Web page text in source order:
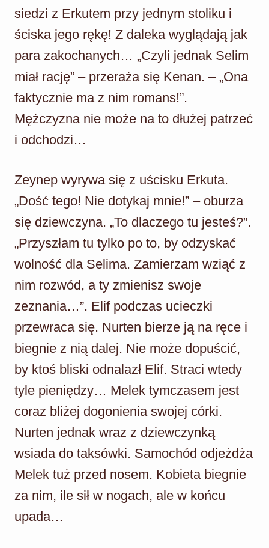
siedzi z Erkutem przy jednym stoliku i
ściska jego rękę! Z daleka wyglądają jak
para zakochanych… „Czyli jednak Selim
miał rację” – przeraża się Kenan. – „Ona
faktycznie ma z nim romans!”.
Mężczyzna nie może na to dłużej patrzeć
i odchodzi…
Zeynep wyrywa się z uścisku Erkuta.
„Dość tego! Nie dotykaj mnie!” – oburza
się dziewczyna. „To dlaczego tu jesteś?”.
„Przyszłam tu tylko po to, by odzyskać
wolność dla Selima. Zamierzam wziąć z
nim rozwód, a ty zmienisz swoje
zeznania…”. Elif podczas ucieczki
przewraca się. Nurten bierze ją na ręce i
biegnie z nią dalej. Nie może dopuścić,
by ktoś bliski odnalazł Elif. Straci wtedy
tyle pieniędzy… Melek tymczasem jest
coraz bliżej dogonienia swojej córki.
Nurten jednak wraz z dziewczynką
wsiada do taksówki. Samochód odjeżdża
Melek tuż przed nosem. Kobieta biegnie
za nim, ile sił w nogach, ale w końcu
upada…